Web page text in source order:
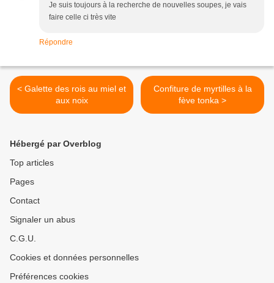
Je suis toujours à la recherche de nouvelles soupes, je vais
faire celle ci très vite
Répondre
< Galette des rois au miel et
aux noix
Confiture de myrtilles à la
fève tonka >
Hébergé par Overblog
Top articles
Pages
Contact
Signaler un abus
C.G.U.
Cookies et données personnelles
Préférences cookies